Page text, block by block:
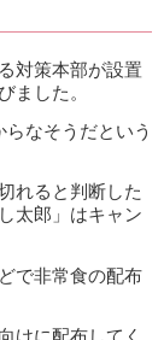
対策本部が設置
ました。
なそうだという
れると判断した
太郎」はキャン
で非常食の配布